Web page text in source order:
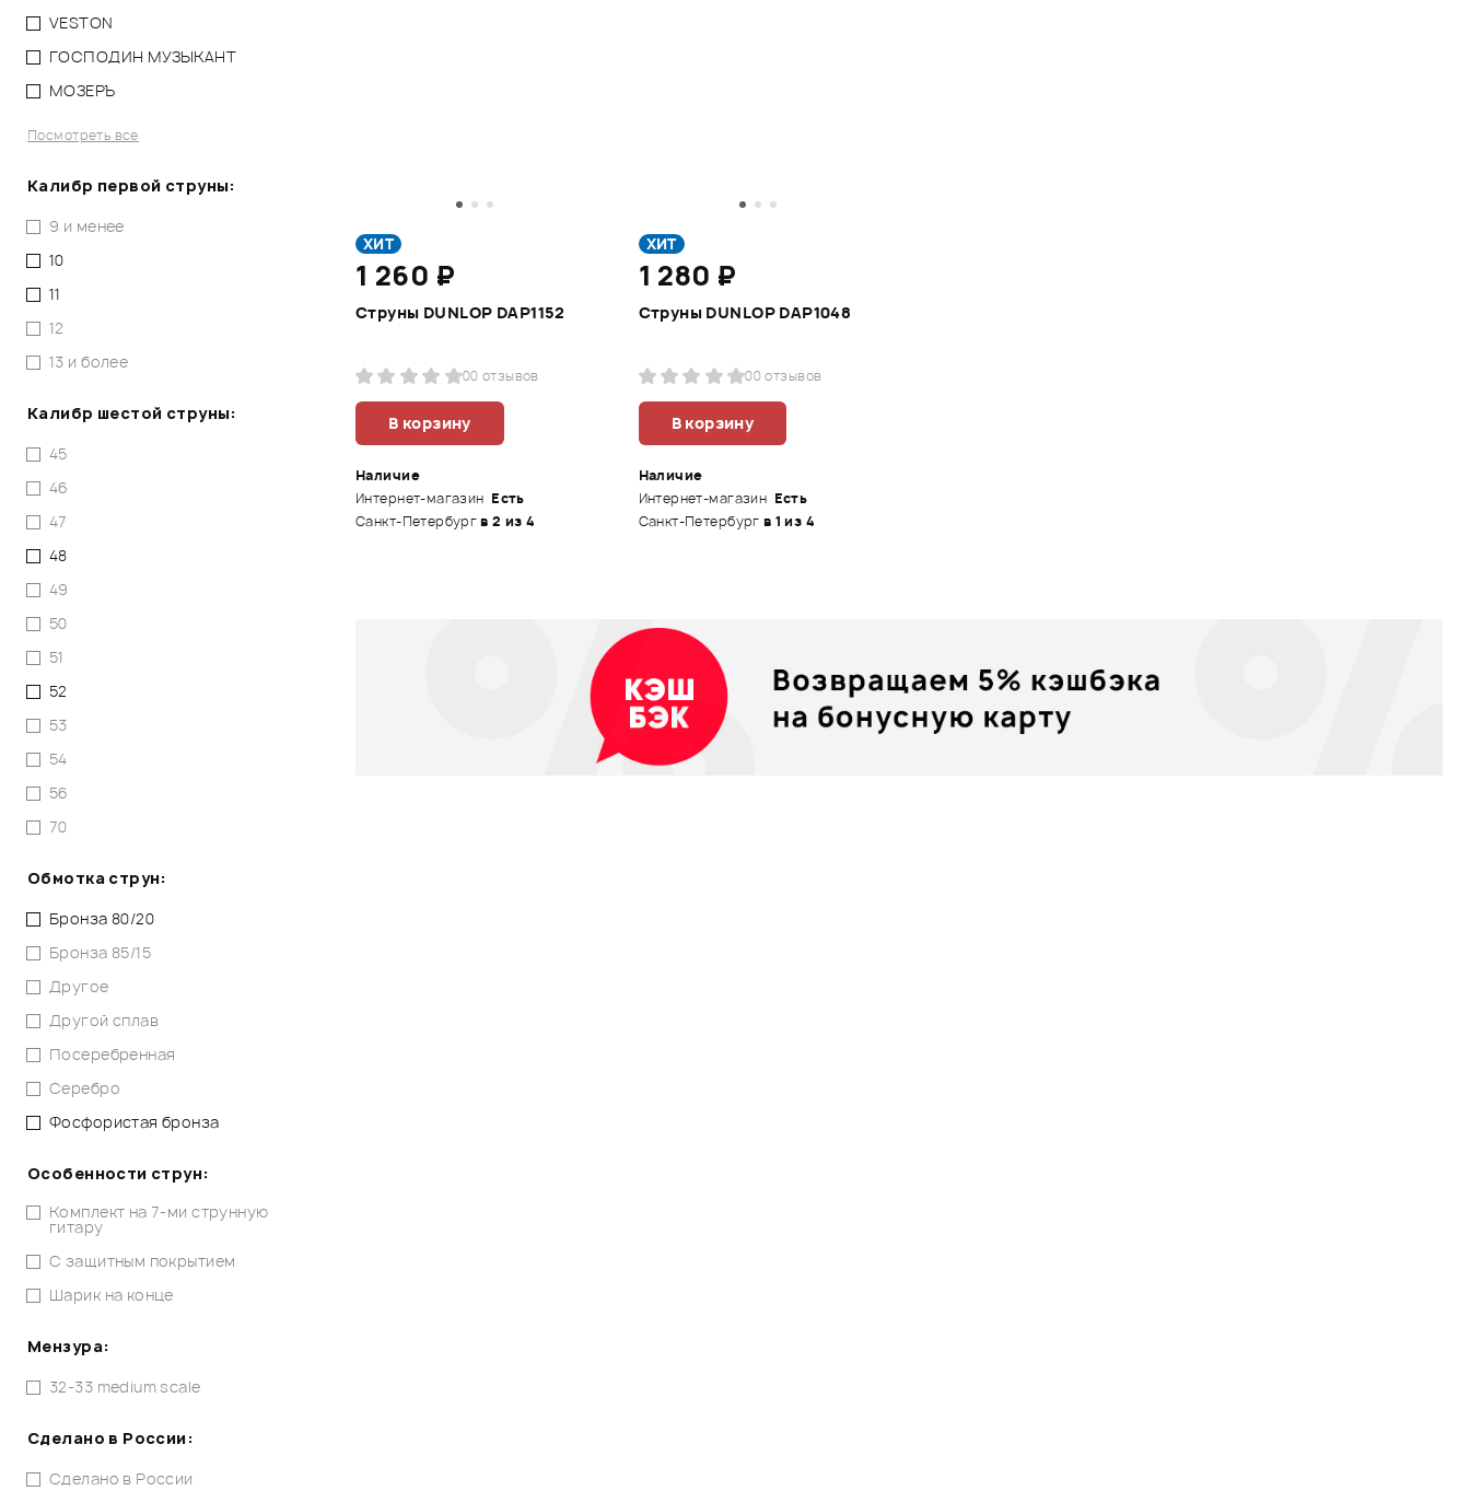
VESTON
ГОСПОДИН МУЗЫКАНТ
МОЗЕРЪ
Посмотреть все
Калибр первой струны:
9 и менее
10
11
12
13 и более
Калибр шестой струны:
45
46
47
48
49
50
51
52
53
54
56
70
Обмотка струн:
Бронза 80/20
Бронза 85/15
Другое
Другой сплав
Посеребренная
Серебро
Фосфористая бронза
Особенности струн:
Комплект на 7-ми струнную
гитару
С защитным покрытием
Шарик на конце
Мензура:
32-33 medium scale
Сделано в России:
Сделано в России
ХИТ
1 260 ₽
Струны DUNLOP DAP1152
00 отзывов
В корзину
Наличие
Интернет-магазин Есть
Санкт-Петербургв 2 из 4
ХИТ
1 280 ₽
Струны DUNLOP DAP1048
00 отзывов
В корзину
Наличие
Интернет-магазин Есть
Санкт-Петербург в 1 из 4